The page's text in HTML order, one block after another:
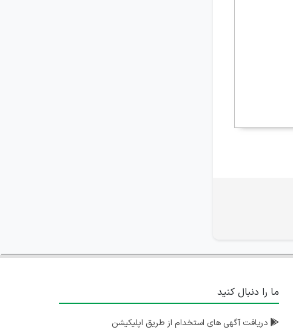
ما را دنبال کنید
دریافت آگهی های استخدام از طریق اپلیکیشن